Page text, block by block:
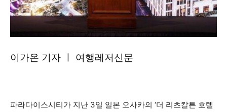
이가온 기자 ㅣ 여행레저신문
파라다이스시티가 지난 3일 일본 오사카의 ‘더 리츠칼튼 호텔